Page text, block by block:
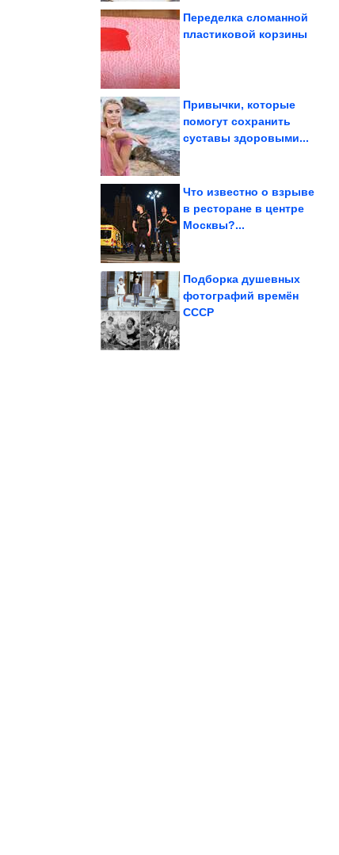
Переделка сломанной
пластиковой корзины
Привычки, которые
помогут сохранить
суставы здоровыми...
Что известно о взрыве
в ресторане в центре
Москвы?...
Новый способ
Подборка душевных
фотографий времён
СССР
шорты в бельевом
стиле